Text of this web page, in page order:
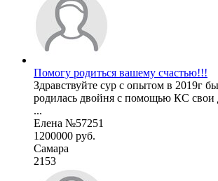
Помогу родиться вашему счастью!!!
Здравствуйте сур с опытом в 2019г
родилась двойня с помощью КС свои
...
Елена №57251
1200000 руб.
Самара
2153